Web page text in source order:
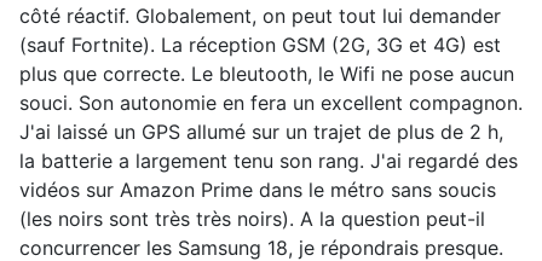
côté réactif. Globalement, on peut tout lui demander
(sauf Fortnite). La réception GSM (2G, 3G et 4G) est
plus que correcte. Le bleutooth, le Wifi ne pose aucun
souci. Son autonomie en fera un excellent compagnon.
J'ai laissé un GPS allumé sur un trajet de plus de 2 h,
la batterie a largement tenu son rang. J'ai regardé des
vidéos sur Amazon Prime dans le métro sans soucis
(les noirs sont très très noirs). A la question peut-il
concurrencer les Samsung 18, je répondrais presque.